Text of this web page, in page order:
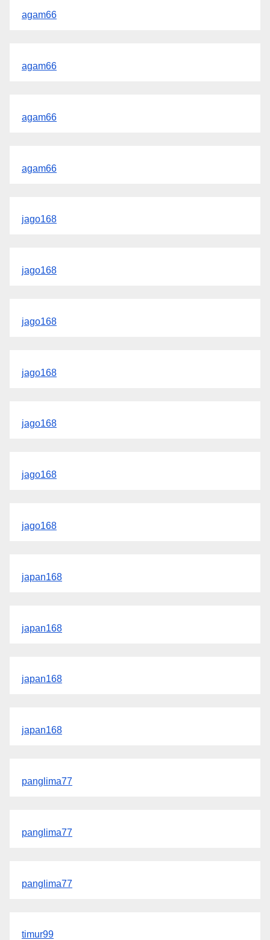
agam66
agam66
agam66
agam66
jago168
jago168
jago168
jago168
jago168
jago168
jago168
japan168
japan168
japan168
japan168
panglima77
panglima77
panglima77
timur99